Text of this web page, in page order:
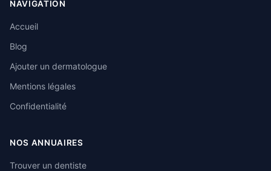
NAVIGATION
Accueil
Blog
Ajouter un dermatologue
Mentions légales
Confidentialité
NOS ANNUAIRES
Trouver un dentiste